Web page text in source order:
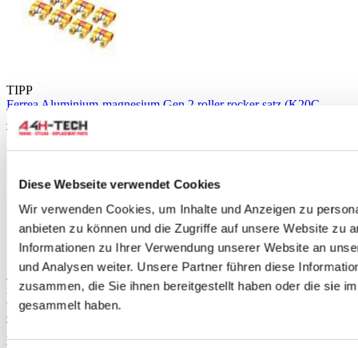
Diese Webseite verwendet Cookies
Wir verwenden Cookies, um Inhalte und Anzeigen zu
anbieten zu können und die Zugriffe auf unsere Website zu
Informationen zu Ihrer Verwendung unserer Website an
und Analysen weiter. Unsere Partner führen diese
zusammen, die Sie ihnen bereitgestellt haben oder die sie
gesammelt haben.
TIPP
Ferrea Aluminium-magnesium Gen 2 roller rocker satz (K20C
2015+ FK2/FK8/FL5 motor)
Teilenummer: FR-RR1006(X8)
TIPP
Wiseco Boostline 1200hp Pleuelstangen 143.66mm (K20C motor
FK2/FK8)
Teilenummer: WS-HN5658-866
Du sparst